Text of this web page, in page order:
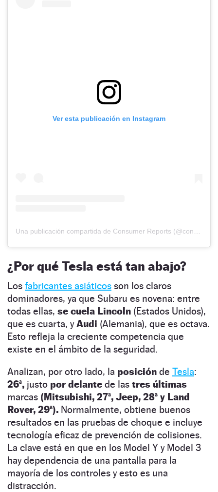
Ver esta publicación en Instagram
¿Por qué Tesla está tan abajo?
Los fabricantes asiáticos son los claros
dominadores, ya que Subaru es novena: entre
todas ellas, se cuela Lincoln (Estados Unidos),
que es cuarta, yAudi (Alemania), que es octava.
Esto refleja la creciente competencia que
existe en el ámbito de la seguridad.
Analizan, por otro lado, la posición de Tesla:
26ª, justo por delante de las tres últimas
marcas (Mitsubishi, 27ª, Jeep, 28ª y Land
Rover, 29ª). Normalmente, obtiene buenos
resultados en las pruebas de choque e incluye
tecnología eficaz de prevención de colisiones.
La clave está en que en los Model Y y Model 3
hay dependencia de una pantalla para la
mayoría de los controles y esto es una
distracción.